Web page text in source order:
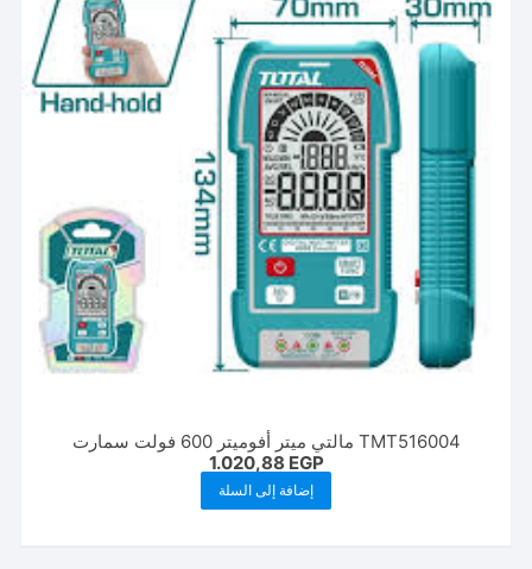
TMT516004 مالتي ميتر أفوميتر 600 فولت سمارت
1.020,88 EGP
إضافة إلى السلة